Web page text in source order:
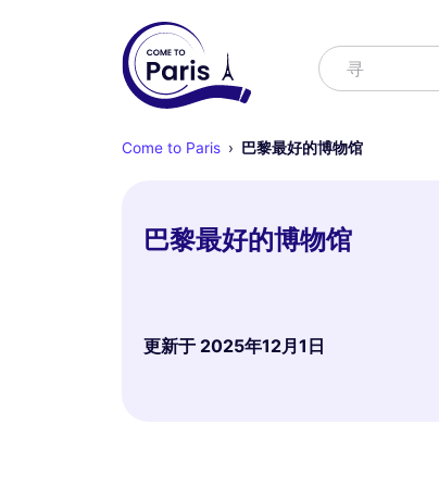
寻找查找节目
Come to Paris 巴黎最好的博物馆
巴黎最好的博物馆
更新于 2025年12月1日